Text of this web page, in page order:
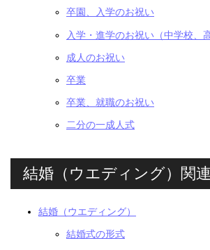
卒園、入学のお祝い
入学・進学のお祝い（中学校、
成人のお祝い
卒業
卒業、就職のお祝い
二分の一成人式
結婚（ウエディング）関連
結婚（ウエディング）
結婚式の形式